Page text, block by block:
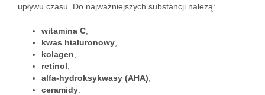
upływu czasu. Do najważniejszych substancji należą:
witamina C
kwas hialuronowy
kolagen
retinol
alfa-hydroksykwasy (AHA)
ceramidy